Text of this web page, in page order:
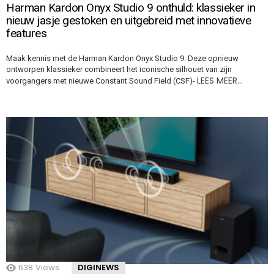
Harman Kardon Onyx Studio 9 onthuld: klassieker in
nieuw jasje gestoken en uitgebreid met innovatieve
features
Maak kennis met de Harman Kardon Onyx Studio 9. Deze opnieuw
ontworpen klassieker combineert het iconische silhouet van zijn
voorgangers met nieuwe Constant Sound Field (CSF)- LEES MEER…
638 Views DIGINEWS